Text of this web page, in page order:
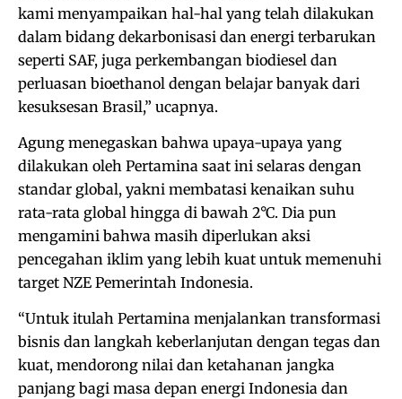
kami menyampaikan hal-hal yang telah dilakukan
dalam bidang dekarbonisasi dan energi terbarukan
seperti SAF, juga perkembangan biodiesel dan
perluasan bioethanol dengan belajar banyak dari
kesuksesan Brasil,” ucapnya.
Agung menegaskan bahwa upaya-upaya yang
dilakukan oleh Pertamina saat ini selaras dengan
standar global, yakni membatasi kenaikan suhu
rata-rata global hingga di bawah 2°C. Dia pun
mengamini bahwa masih diperlukan aksi
pencegahan iklim yang lebih kuat untuk memenuhi
target NZE Pemerintah Indonesia.
“Untuk itulah Pertamina menjalankan transformasi
bisnis dan langkah keberlanjutan dengan tegas dan
kuat, mendorong nilai dan ketahanan jangka
panjang bagi masa depan energi Indonesia dan